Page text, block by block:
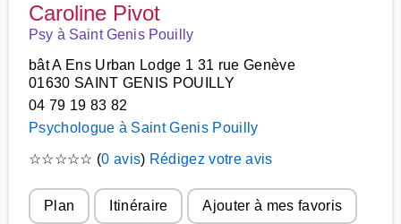
Caroline Pivot
Psy à Saint Genis Pouilly
bât A Ens Urban Lodge 1 31 rue Genève
01630 SAINT GENIS POUILLY
04 79 19 83 82
Psychologue à Saint Genis Pouilly
☆☆☆☆☆ (0 avis) Rédigez votre avis
Plan Itinéraire Ajouter à mes favoris